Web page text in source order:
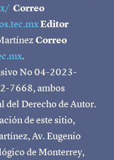
Correo
Editor
Correo
.
No 04-2023-
7668, ambos
del Derecho de Autor.
de este sitio,
Av. Eugenio
de Monterrey,